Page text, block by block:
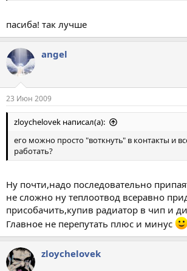
пасиба! так лучше
angel
23 Июн 2009
zloychelovek написал(а):
его можно просто "воткнуть" в контакты и
работать?
Ну почти,надо последовательно
не сложно ну теплоотвод всеравно
присобачить,купив радиатор в чип и
Главное не перепутать плюс и минус
zloychelovek